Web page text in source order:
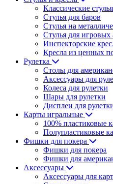
Классические стулья
Стулья для баров
Стулья на
Стулья для игровых
Инспекторские
Кресла из ценных
Рулетка
Столы для
Аксессуары для
Колеса для рулетки
Шары для рулетки
Дисплеи для
Карты игральные
100% пластиковые
Полупластиковые
Фишки для покера
Фишки для покера
Фишки для
Аксессуары
Аксессуары для